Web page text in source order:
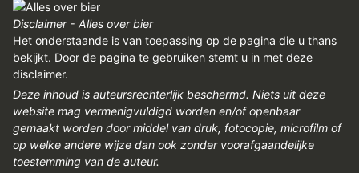
Disclaimer - Alles over bier
Het onderstaande is van toepassing op de pagina die u thans
bekijkt. Door de pagina te gebruiken stemt u in met deze
disclaimer.
Deze inhoud is auteursrechterlijk beschermd. Niets uit deze
website mag vermenigvuldigd worden en/of openbaar
gemaakt worden door middel van druk, fotocopie, microfilm of
op welke andere wijze dan ook zonder voorafgaandelijke
toestemming van de auteur.